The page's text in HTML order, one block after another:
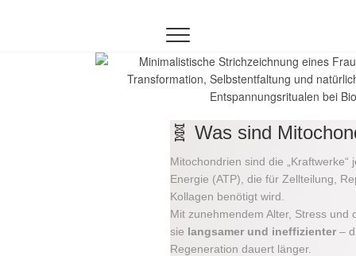
🧬 Was sind
Mitochondrien sind die
Energie (ATP), die für Zellteilung,
Kollagen benötigt wird.
Mit zunehmendem Alter, Stress und
sie langsamer und ineffizienter –
Regeneration dauert länger.